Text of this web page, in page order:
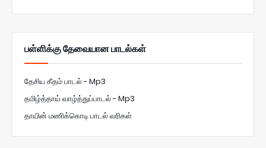
பள்ளிக்கு தேவையான பாடல்கள்
தேசிய கீதம் பாடல் - Mp3
தமிழ்த்தாய் வாழ்த்துப்பாடல் - Mp3
தாயின் மணிக்கொடி பாடல் வரிகள்